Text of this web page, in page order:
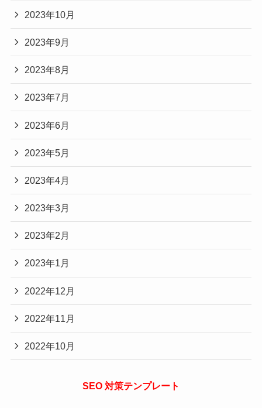
2023年10月
2023年9月
2023年8月
2023年7月
2023年6月
2023年5月
2023年4月
2023年3月
2023年2月
2023年1月
2022年12月
2022年11月
2022年10月
SEO 対策テンプレート